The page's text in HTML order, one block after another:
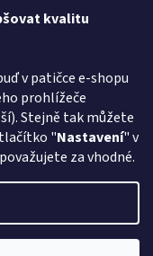
kvalitu
v patičce e-shopu
prohlížeče
Stejně tak můžete
"Nastavení" v
za vhodné.
-maska lev,maska
vyhrazena.Upravit